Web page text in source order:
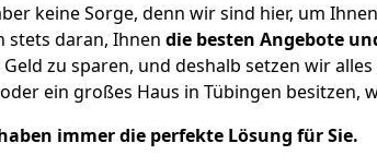
keine Sorge, denn wir sind hier, um
stets daran, Ihnen die besten Angebote
zu sparen, und deshalb setzen wir
ein großes Haus in Tübingen besitzen,
immer die perfekte Lösung für Sie.